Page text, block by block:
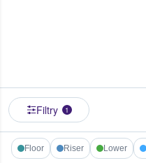
Filtry 1
Floor Riser Lower